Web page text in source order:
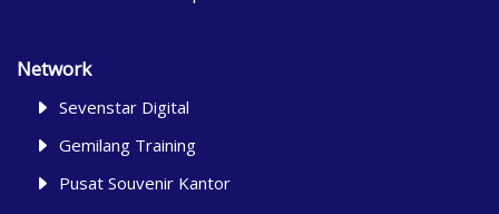
Network
Sevenstar Digital
Gemilang Training
Pusat Souvenir Kantor